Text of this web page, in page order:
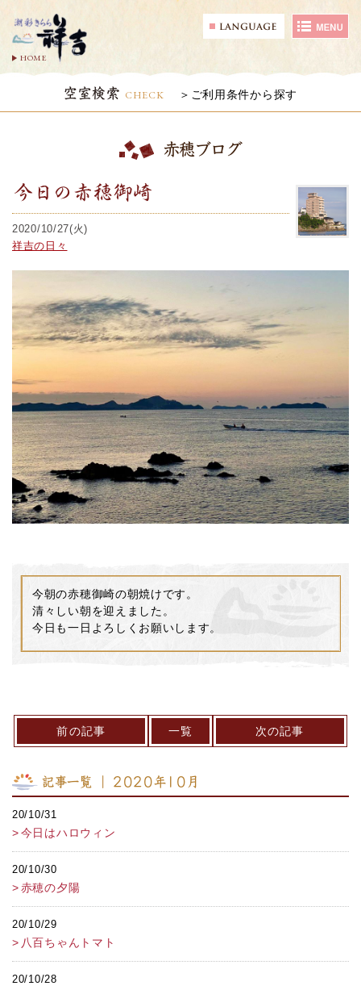
HOME
空室検索 CHECK ご利用条件から探す
赤穂ブログ
今日の赤穂御崎
2020/10/27(火)
祥吉の日々
今朝の赤穂御崎の朝焼けです。
清々しい朝を迎えました。
今日も一日よろしくお願いします。
前の記事 一覧 次の記事
記事一覧 ｜ 2020年10月
20/10/31
今日はハロウィン
20/10/30
赤穂の夕陽
20/10/29
八百ちゃんトマト
20/10/28